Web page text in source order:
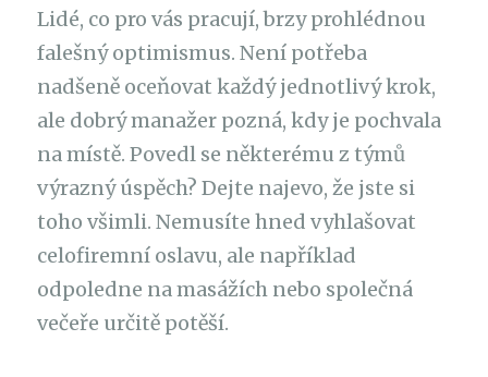
Lidé, co pro vás pracují, brzy prohlédnou
falešný optimismus. Není potřeba
nadšeně oceňovat každý jednotlivý krok,
ale dobrý manažer pozná, kdy je pochvala
na místě. Povedl se některému z týmů
výrazný úspěch? Dejte najevo, že jste si
toho všimli. Nemusíte hned vyhlašovat
celofiremní oslavu, ale například
odpoledne na masážích nebo společná
večeře určitě potěší.